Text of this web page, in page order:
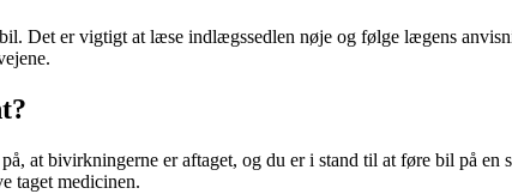
Det er vigtigt at læse indlægssedlen nøje og følge lægens
at bivirkningerne er aftaget, og du er i stand til at føre bil på
taget medicinen.